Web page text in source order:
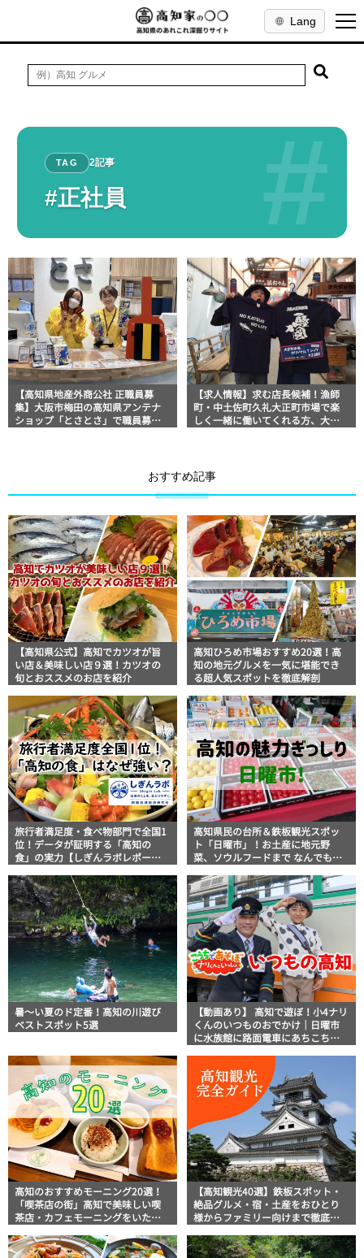
Lang
#
TAG 2記事
#正社員
【高知県地産外商公社 正職員募
集】大阪市梅田の高知県アンテナ
ショップ「とさとさ」で職員募集
【求人情報】求む店長候補！漁師
町・中土佐町久礼大正町市場で楽
しく一緒に働いてくれる方、大募
おすすめ記事
【高知県公式】高知でカツオが旨
い店＆美味しい店９選！カツオの
旬とおススメのお店を紹介
高知ひろめ市場おすすめ20選！高
知の地元グルメを一気に堪能でき
る超人気スポットを徹底解剖
旅行者満足度・食べ物部門で全国1
位！データが証明する「高知の
食」の実力【しぎんラボレポー
高知県民の台所＆鉄板観光スポッ
ト「日曜市」！お土産に地元野
菜、ソウルフードまで なんでもそ
説！
暑～い夏のド定番！高知の川遊び
ベストスポット5選
【動画あり】 高知で遊ぼ！小4ナリ
くんのいつものおでかけ｜日曜市
に水族館に路面電車にあちこち巡
高知のおすすめモーニング20選！
「喫茶店の街」高知で美味しい喫
茶店・カフェモーニングをいただ
【高知観光40選】鉄板スポット・
絶品グルメ・宿・土産をおひとり
様からファミリー向けまで徹底解